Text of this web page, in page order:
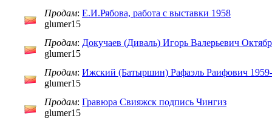
Продам: Е.И.Рябова, работа с выставки 1958
glumer15
Продам: Докучаев (Диваль) Игорь Валерьевич
glumer15
Продам: Ижский (Батыршин) Рафаэль Раифович
glumer15
Продам: Гравюра Свияжск подпись Чингиз
glumer15